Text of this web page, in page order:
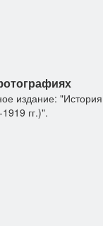
издание: "История
гг.)".